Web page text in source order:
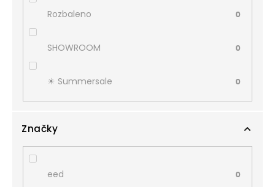
Rozbaleno 0
SHOWROOM 0
☀︎ Summersale 0
Značky
eed 0